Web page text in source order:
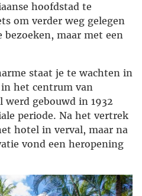
hoofdstad te
om verder weg gelegen
bezoeken, maar met een
staat je te wachten in
in het centrum van
gebouwd in 1932
periode. Na het vertrek
hotel in verval, maar na
vond een heropening